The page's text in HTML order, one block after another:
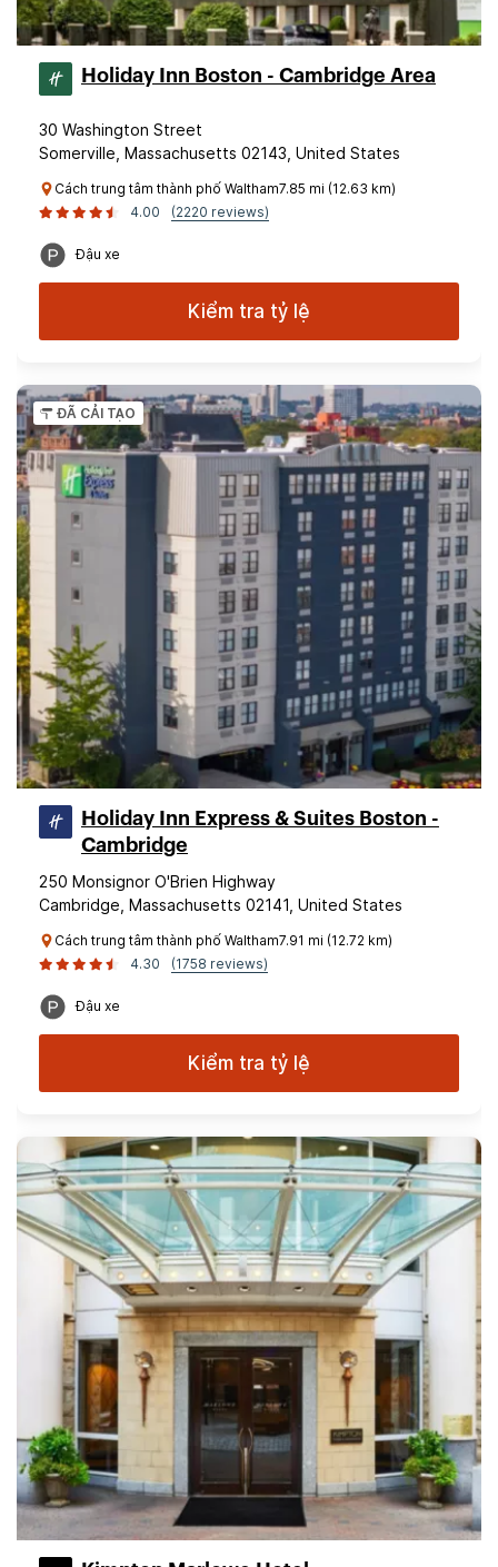
Holiday Inn Boston - Cambridge Area
30 Washington Street
Somerville, Massachusetts 02143, United States
Cách trung tâm thành phố Waltham7.85 mi (12.63 km)
4.00
(2220 reviews)
Đậu xe
Kiểm tra tỷ lệ
ĐÃ CẢI TẠO
Holiday Inn Express & Suites Boston -
Cambridge
250 Monsignor O'Brien Highway
Cambridge, Massachusetts 02141, United States
Cách trung tâm thành phố Waltham7.91 mi (12.72 km)
4.30
(1758 reviews)
Đậu xe
Kiểm tra tỷ lệ